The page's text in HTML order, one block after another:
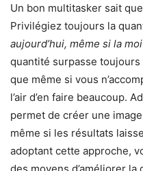
Un bon multitasker sait
Privilégiez toujours la
aujourd’hui, même si la
quantité surpasse
que même si vous
l’air d’en faire beaucoup.
permet de créer une
même si les résultats
adoptant cette approche,